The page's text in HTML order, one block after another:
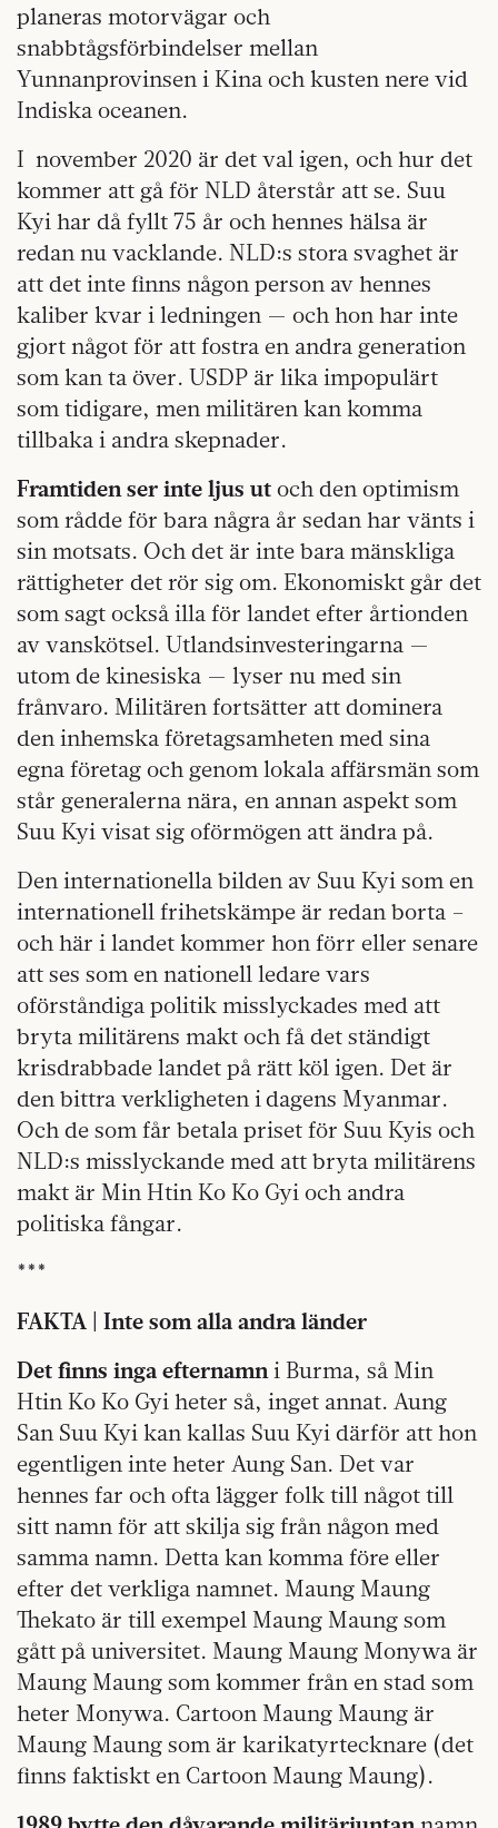
planeras motorvägar och
snabbtågsförbindelser mellan
Yunnanprovinsen i Kina och kusten nere vid
Indiska oceanen.
I november 2020 är det val igen, och hur det
kommer att gå för NLD återstår att se. Suu
Kyi har då fyllt 75 år och hennes hälsa är
redan nu vacklande. NLD:s stora svaghet är
att det inte finns någon person av hennes
kaliber kvar i ledningen — och hon har inte
gjort något för att fostra en andra generation
som kan ta över. USDP är lika impopulärt
som tidigare, men militären kan komma
tillbaka i andra skepnader.
Framtiden ser inte ljus ut och den optimism
som rådde för bara några år sedan har vänts i
sin motsats. Och det är inte bara mänskliga
rättigheter det rör sig om. Ekonomiskt går det
som sagt också illa för landet efter årtionden
av vanskötsel. Utlandsinvesteringarna —
utom de kinesiska — lyser nu med sin
frånvaro. Militären fortsätter att dominera
den inhemska företagsamheten med sina
egna företag och genom lokala affärsmän som
står generalerna nära, en annan aspekt som
Suu Kyi visat sig oförmögen att ändra på.
Den internationella bilden av Suu Kyi som en
internationell frihetskämpe är redan borta –
och här i landet kommer hon förr eller senare
att ses som en nationell ledare vars
oförståndiga politik misslyckades med att
bryta militärens makt och få det ständigt
krisdrabbade landet på rätt köl igen. Det är
den bittra verkligheten i dagens Myanmar.
Och de som får betala priset för Suu Kyis och
NLD:s misslyckande med att bryta militärens
makt är Min Htin Ko Ko Gyi och andra
politiska fångar.
***
FAKTA | Inte som alla andra länder
Det finns inga efternamn i Burma, så Min
Htin Ko Ko Gyi heter så, inget annat. Aung
San Suu Kyi kan kallas Suu Kyi därför att hon
egentligen inte heter Aung San. Det var
hennes far och ofta lägger folk till något till
sitt namn för att skilja sig från någon med
samma namn. Detta kan komma före eller
efter det verkliga namnet. Maung Maung
Thekato är till exempel Maung Maung som
gått på universitet. Maung Maung Monywa är
Maung Maung som kommer från en stad som
heter Monywa. Cartoon Maung Maung är
Maung Maung som är karikatyrtecknare (det
finns faktiskt en Cartoon Maung Maung).